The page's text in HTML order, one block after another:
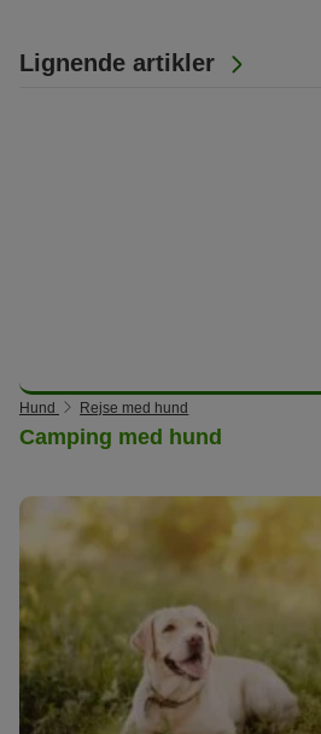
Lignende artikler
Hund Rejse med hund
Camping med hund